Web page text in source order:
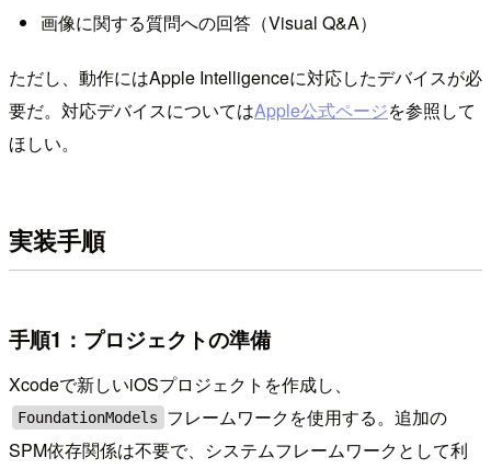
画像に関する質問への回答（Visual Q&A）
ただし、動作にはApple Intelligenceに対応したデバイスが必
要だ。対応デバイスについてはApple公式ページを参照して
ほしい。
実装手順
手順1：プロジェクトの準備
Xcodeで新しいiOSプロジェクトを作成し、
FoundationModels
フレームワークを使用する。追加の
SPM依存関係は不要で、システムフレームワークとして利